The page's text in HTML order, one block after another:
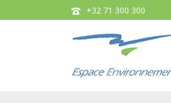
+32 71 300 300